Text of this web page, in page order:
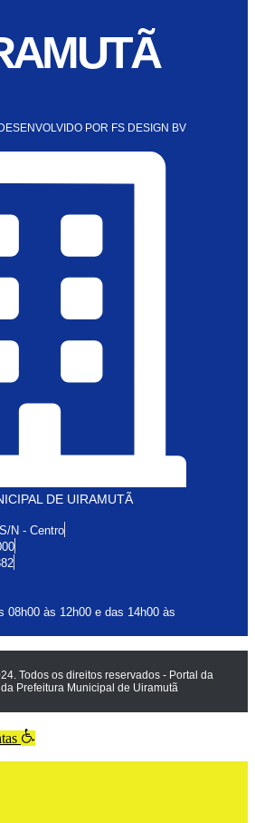
POR FS DESIGN BV
DE UIRAMUTÃ
N - Centro
08h00 às 12h00 e das 14h00 às
Todos os direitos reservados - Portal da
Prefeitura Municipal de Uiramutã